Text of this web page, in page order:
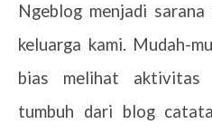
Ngeblog menjadi
keluarga kami. Mudah-
bias melihat aktivitas
tumbuh dari blog